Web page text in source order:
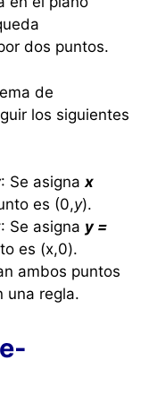
dos puntos.
de
los siguientes
: Se asigna x
es (0,y).
: Se asigna y =
es (x,0).
ambos puntos
una regla.